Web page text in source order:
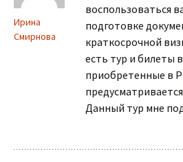
Ирина
Смирнова
воспользоваться
подготовке
краткосрочной
есть тур и билеты
приобретенные в
Данный тур мне